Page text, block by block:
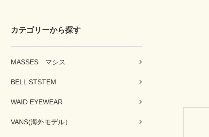
カテゴリーから探す
MASSES マシス
BELL STSTEM
WAID EYEWEAR
VANS(海外モデル）